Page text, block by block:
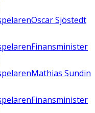
Oscar Sjöstedt
Finansminister
Mathias Sundin
Finansminister